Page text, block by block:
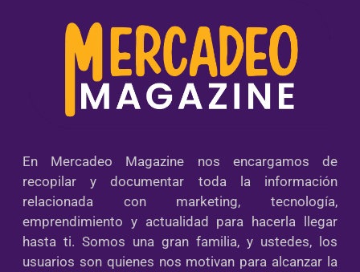
En Mercadeo Magazine nos encargamos de
recopilar y documentar toda la información
relacionada con marketing, tecnología,
emprendimiento y actualidad para hacerla llegar
hasta ti. Somos una gran familia, y ustedes, los
usuarios son quienes nos motivan para alcanzar la